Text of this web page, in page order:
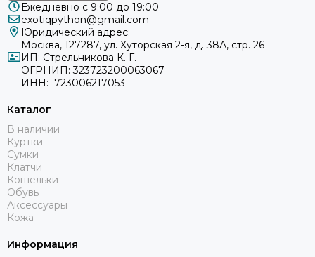
Ежедневно с 9:00 до 19:00
exotiqpython@gmail.com
Юридический адрес:
Москва, 127287, ул. Хуторская 2-я, д. 38А, стр. 26
ИП: Стрельникова К. Г.
ОГРНИП: 323723200063067
ИНН: 723006217053
Каталог
В наличии
Куртки
Сумки
Клатчи
Кошельки
Обувь
Аксессуары
Кожа
Информация